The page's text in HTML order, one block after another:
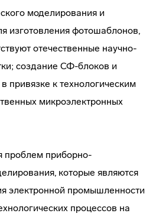
моделирования и
изготовления фотошаблонов,
отечественные научно-
создание СФ-блоков и
привязке к технологическим
микроэлектронных
проблем приборно-
которые являются
электронной промышленности
процессов на